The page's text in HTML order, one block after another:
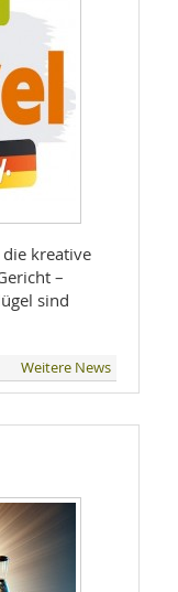
kreative
–
sind
Weitere News